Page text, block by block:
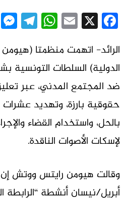
Facebook
X
Email
الرائد- اتهمت منظمتا
الدولية) السلطات
ضد المجتمع المدني، عبر
حقوقية بارزة، وتهديد
بالحل، واستخدام القضاء
لإسكات الأصوات الناقدة.
أبريل/نيسان أنشطة “الرابطة